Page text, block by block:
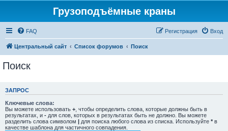
Грузоподъёмные краны
FAQ Вход
Регистрация
Центральный сайт Список форумов Поиск
Поиск
ЗАПРОС
Ключевые слова:
Вы можете использовать + , чтобы определить слова, которые должны быть в
результатах, и - для слов, которых в результатах быть не должно. Вы можете
разделить слова символом | для поиска любого слова из списка. Используйте * в
качестве шаблона для частичного совпадения.